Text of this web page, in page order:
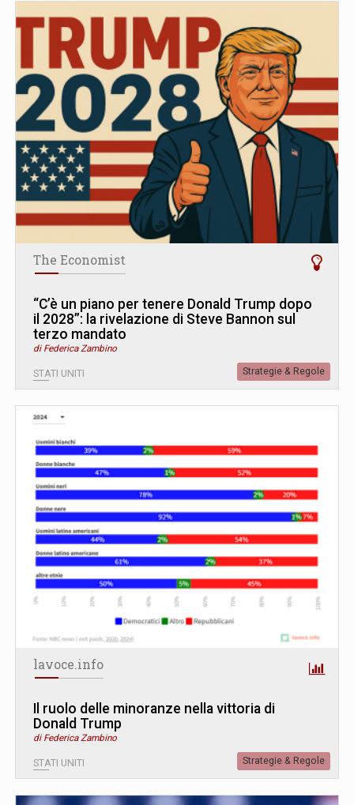
The Economist
“C’è un piano per tenere Donald Trump dopo
il 2028”: la rivelazione di Steve Bannon sul
terzo mandato
di Federica Zambino
STATI UNITI Strategie & Regole
lavoce.info
Il ruolo delle minoranze nella vittoria di
Donald Trump
di Federica Zambino
STATI UNITI Strategie & Regole